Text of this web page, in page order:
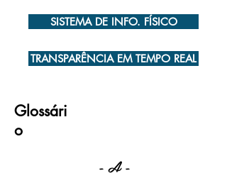
SISTEMA DE INFO. FÍSICO
TRANSPARÊNCIA EM TEMPO REAL
Glossári
o
- A -